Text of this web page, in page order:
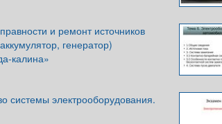
и ремонт источников
генератор)
калина»
системы электрооборудования.